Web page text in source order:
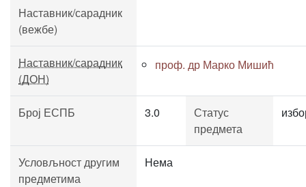
Наставник/сарадник
(вежбе)
Наставник/сарадник
(ДОН)
проф. др Марко Мишић
Број ЕСПБ 3.0
Статус
предмета
Условљност другим
предметима
Нема